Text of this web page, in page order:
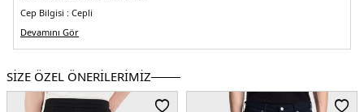
Cep Bilgisi : Cepli
Kalıp Bilgisi :Relaxed Fit, Normal Bel, Büzülebilir Paça
Üretim Yeri :Çin
Devamını Gör
SİZE ÖZEL ÖNERİLERİMİZ